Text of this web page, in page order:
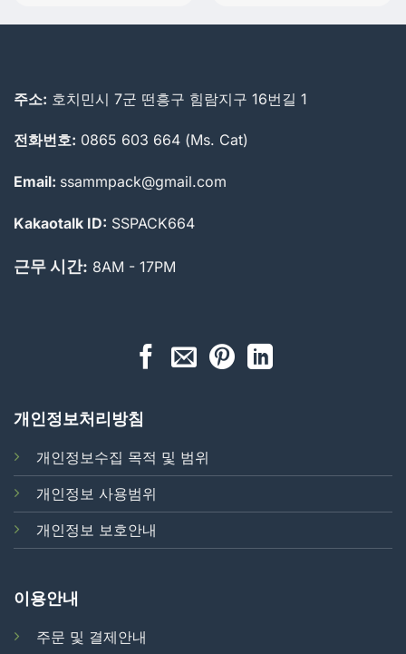
주소: 호치민시 7군 떤흥구 힘람지구 16번길 1
전화번호: 0865 603 664 (Ms. Cat)
Email: ssammpack@gmail.com
Kakaotalk ID: SSPACK664
근무 시간: 8AM - 17PM
개인정보처리방침
개인정보수집 목적 및 범위
개인정보 사용범위
개인정보 보호안내
이용안내
주문 및 결제안내